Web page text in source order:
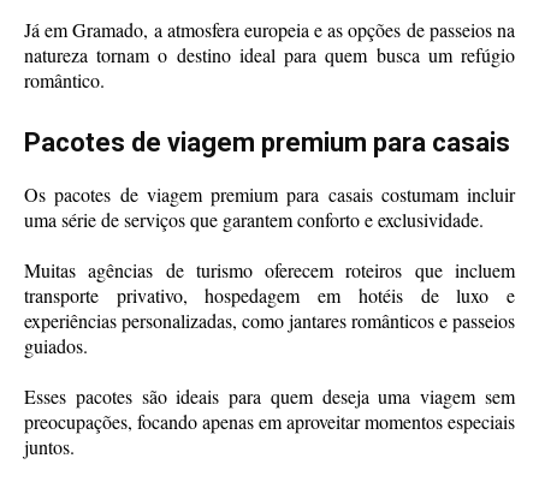
Já em Gramado, a atmosfera europeia e as opções de passeios na
natureza tornam o destino ideal para quem busca um refúgio
romântico.
Pacotes de viagem premium para casais
Os pacotes de viagem premium para casais costumam incluir
uma série de serviços que garantem conforto e exclusividade.
Muitas agências de turismo oferecem roteiros que incluem
transporte privativo, hospedagem em hotéis de luxo e
experiências personalizadas, como jantares românticos e passeios
guiados.
Esses pacotes são ideais para quem deseja uma viagem sem
preocupações, focando apenas em aproveitar momentos especiais
juntos.